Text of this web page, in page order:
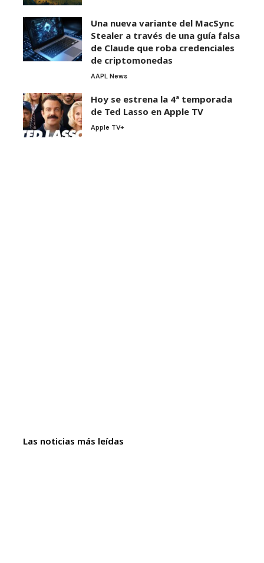
Una nueva variante del MacSync
Stealer a través de una guía falsa
de Claude que roba credenciales
de criptomonedas
AAPL News
Hoy se estrena la 4ª temporada
de Ted Lasso en Apple TV
Apple TV+
Las noticias más leídas